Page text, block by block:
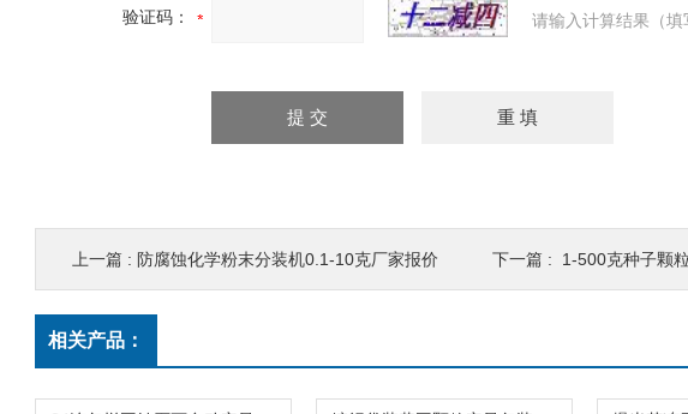
验证码： 请输入计算结果（
上一篇 : 防腐蚀化学粉末分装机0.1-10克厂家报价 下一篇 : 1-500克种子颗
相关产品：